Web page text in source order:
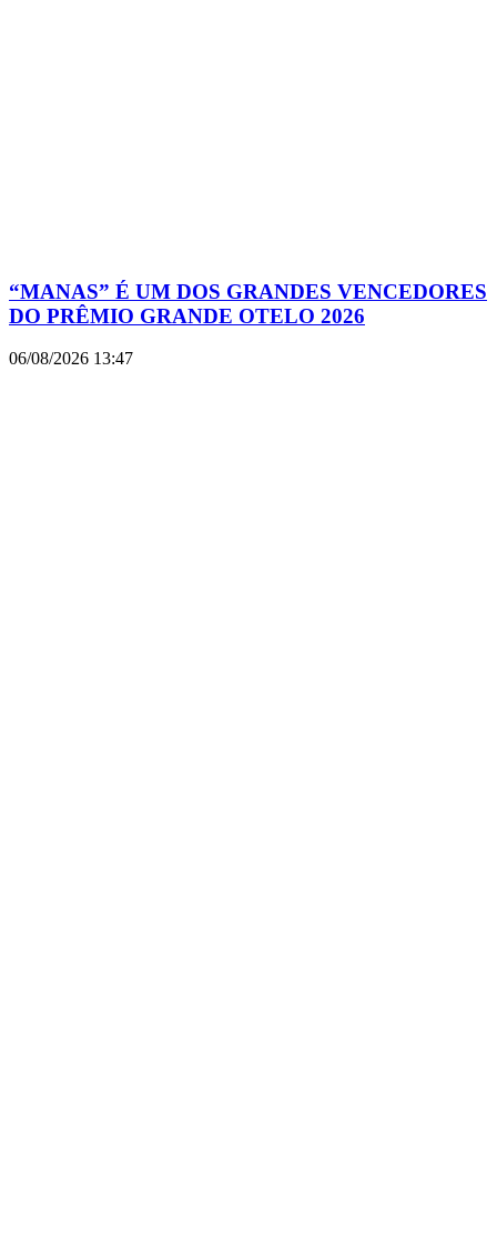
“MANAS” É UM DOS GRANDES VENCEDORES
DO PRÊMIO GRANDE OTELO 2026
06/08/2026 13:47